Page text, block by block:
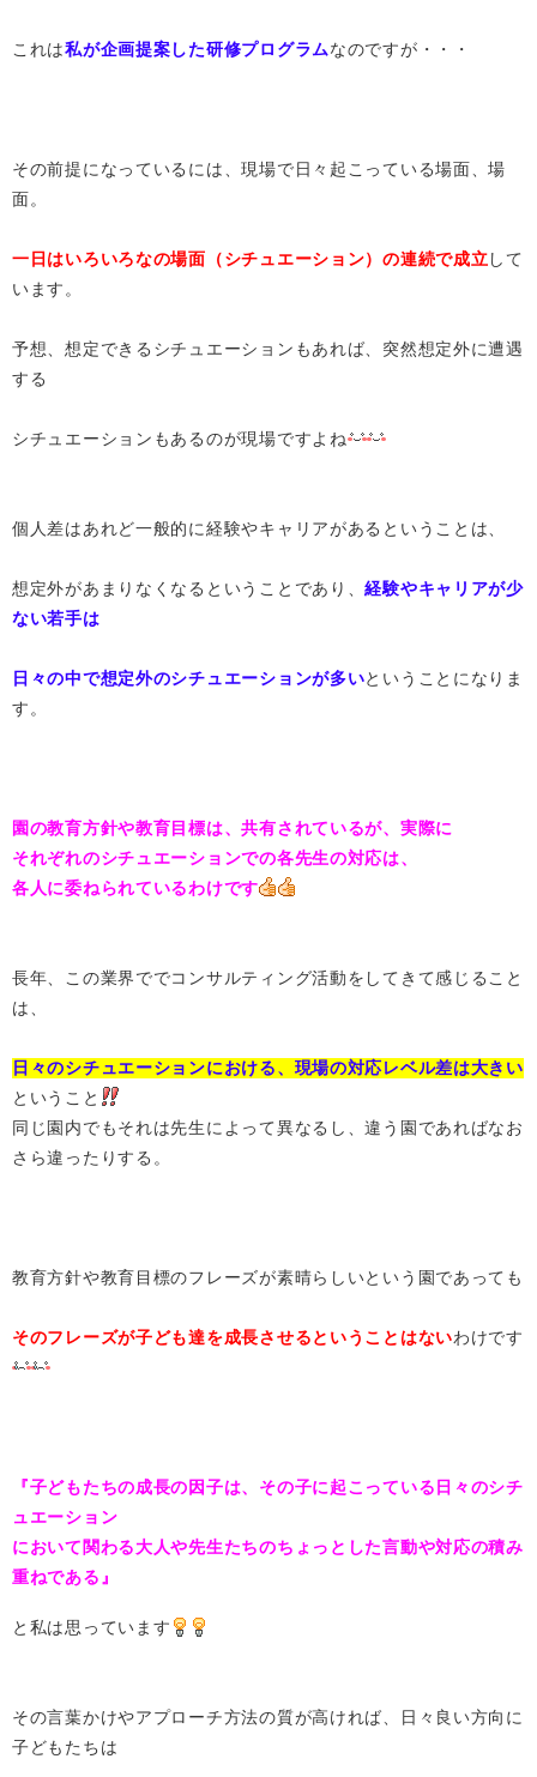
これは私が企画提案した研修プログラムなのですが・・・
その前提になっているには、現場で日々起こっている場面、場
面。
一日はいろいろなの場面（シチュエーション）の連続で成立して
います。
予想、想定できるシチュエーションもあれば、突然想定外に遭遇
する
シチュエーションもあるのが現場ですよね
個人差はあれど一般的に経験やキャリアがあるということは、
想定外があまりなくなるということであり、経験やキャリアが少
ない若手は
日々の中で想定外のシチュエーションが多いということになりま
す。
園の教育方針や教育目標は、共有されているが、実際に
それぞれのシチュエーションでの各先生の対応は、
各人に委ねられているわけです
長年、この業界ででコンサルティング活動をしてきて感じること
は、
日々のシチュエーションにおける、現場の対応レベル差は大きい
ということ
同じ園内でもそれは先生によって異なるし、違う園であればなお
さら違ったりする。
教育方針や教育目標のフレーズが素晴らしいという園であっても
そのフレーズが子ども達を成長させるということはないわけです
『子どもたちの成長の因子は、その子に起こっている日々のシチ
ュエーション
において関わる大人や先生たちのちょっとした言動や対応の積み
重ねである』
と私は思っています
その言葉かけやアプローチ方法の質が高ければ、日々良い方向に
子どもたちは